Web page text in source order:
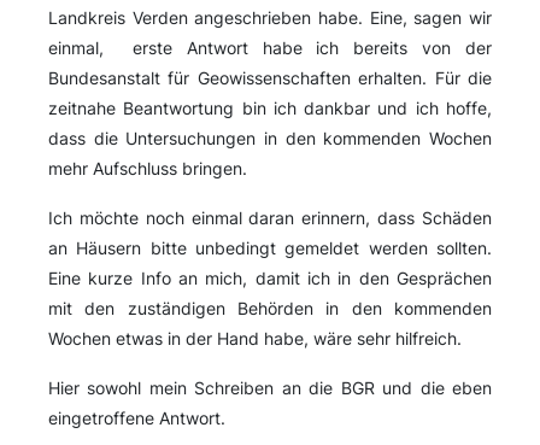
Landkreis Verden angeschrieben habe. Eine, sagen wir
einmal, erste Antwort habe ich bereits von der
Bundesanstalt für Geowissenschaften erhalten. Für die
zeitnahe Beantwortung bin ich dankbar und ich hoffe,
dass die Untersuchungen in den kommenden Wochen
mehr Aufschluss bringen.
Ich möchte noch einmal daran erinnern, dass Schäden
an Häusern bitte unbedingt gemeldet werden sollten.
Eine kurze Info an mich, damit ich in den Gesprächen
mit den zuständigen Behörden in den kommenden
Wochen etwas in der Hand habe, wäre sehr hilfreich.
Hier sowohl mein Schreiben an die BGR und die eben
eingetroffene Antwort.